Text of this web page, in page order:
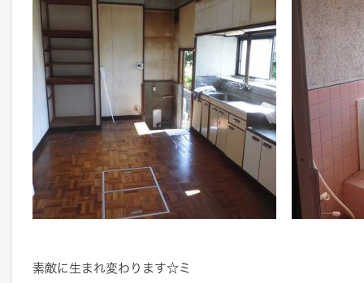
素敵に生まれ変わります☆ミ